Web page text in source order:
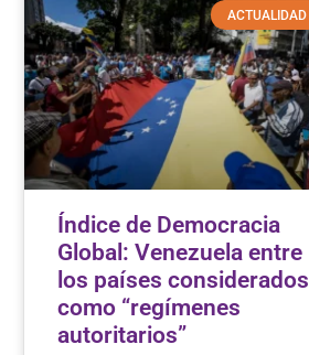
ACTUALIDAD
Índice de Democracia
Global: Venezuela entre
los países considerados
como “regímenes
autoritarios”